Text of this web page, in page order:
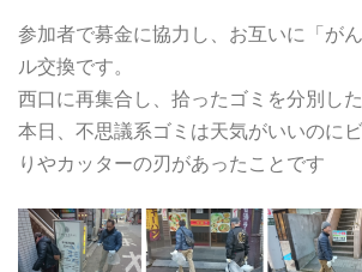
参加者で募金に協力し、お互いに「が
ル交換です。
西口に再集合し、拾ったゴミを分別した
本日、不思議系ゴミは天気がいいのに
りやカッターの刃があったことです